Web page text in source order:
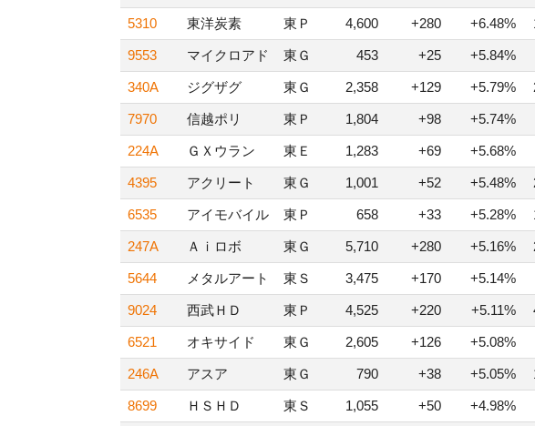
5310 東洋炭素 東Ｐ 4,600 +280 +6.48%
9553 マイクロアド 東Ｇ 453 +25 +5.84%
340A ジグザグ 東Ｇ 2,358 +129 +5.79%
7970 信越ポリ 東Ｐ 1,804 +98 +5.74%
224A ＧＸウラン 東Ｅ 1,283 +69 +5.68%
4395 アクリート 東Ｇ 1,001 +52 +5.48%
6535 アイモバイル 東Ｐ 658 +33 +5.28%
247A Ａｉロボ 東Ｇ 5,710 +280 +5.16%
5644 メタルアート 東Ｓ 3,475 +170 +5.14%
9024 西武ＨＤ 東Ｐ 4,525 +220 +5.11%
6521 オキサイド 東Ｇ 2,605 +126 +5.08%
246A アスア 東Ｇ 790 +38 +5.05%
8699 ＨＳＨＤ 東Ｓ 1,055 +50 +4.98%